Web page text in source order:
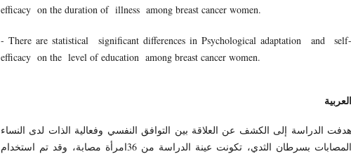
efficacy on the duration of illness among breast cancer women.
- There are statistical significant differences in Psychological adaptation and self-
efficacy on the level of education among breast cancer women.
العربية
هدفت الدراسة إلى الكشف عن العلاقة بين التوافق النفسي وفعالية الذات لدى النساء
المصابات بسرطان الثدي، تكونت عينة الدراسة من 36امرأة مصابة، وقد تم استخدام